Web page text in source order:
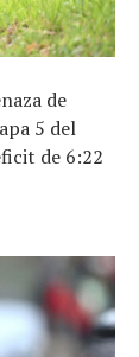
de
5 del
de 6:22